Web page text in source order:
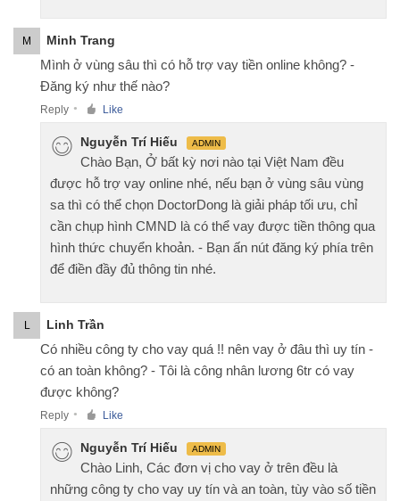
M Minh Trang
Mình ở vùng sâu thì có hỗ trợ vay tiền online không? -
Đăng ký như thế nào?
Reply ● Like
Nguyễn Trí Hiếu ADMIN
Chào Bạn, Ở bất kỳ nơi nào tại Việt Nam đều
được hỗ trợ vay online nhé, nếu bạn ở vùng sâu vùng
sa thì có thể chọn DoctorDong là giải pháp tối ưu, chỉ
cần chụp hình CMND là có thể vay được tiền thông qua
hình thức chuyển khoản. - Bạn ấn nút đăng ký phía trên
để điền đầy đủ thông tin nhé.
L Linh Trần
Có nhiều công ty cho vay quá !! nên vay ở đâu thì uy tín -
có an toàn không? - Tôi là công nhân lương 6tr có vay
được không?
Reply ● Like
Nguyễn Trí Hiếu ADMIN
Chào Linh, Các đơn vị cho vay ở trên đều là
những công ty cho vay uy tín và an toàn, tùy vào số tiền